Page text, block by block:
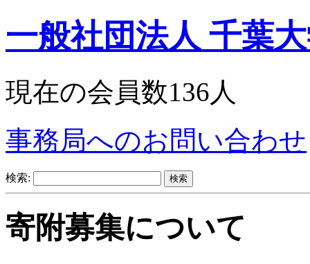
一般社団法人 千葉
現在の会員数136人
事務局へのお問い合わせ
検索:
寄附募集について